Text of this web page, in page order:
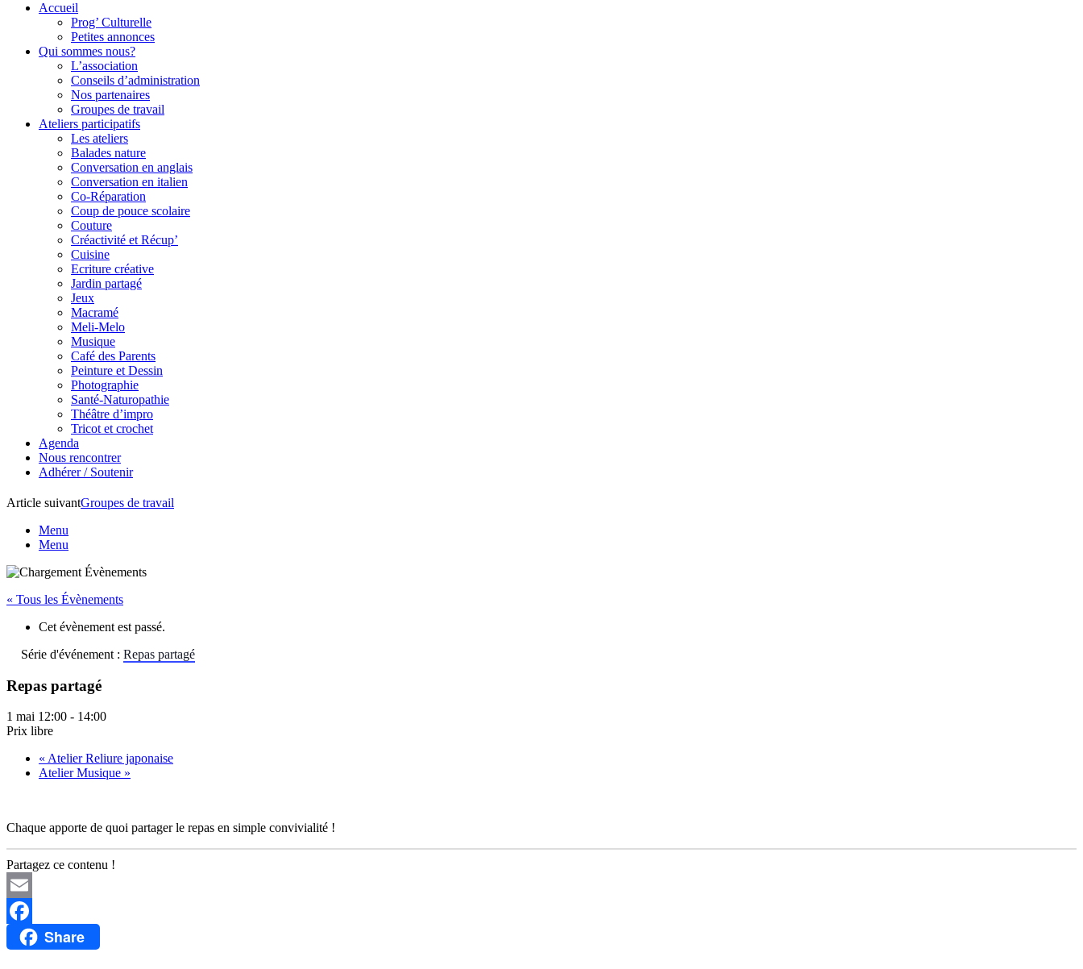
L'atelier FICA
Actions conviviales écologiques et solidaires sur le territoire de Meximieux
Accueil
Prog’ Culturelle
Petites annonces
Qui sommes nous?
L’association
Conseils d’administration
Nos partenaires
Groupes de travail
Ateliers participatifs
Les ateliers
Balades nature
Conversation en anglais
Conversation en italien
Co-Réparation
Coup de pouce scolaire
Couture
Créactivité et Récup’
Cuisine
Ecriture créative
Jardin partagé
Jeux
Macramé
Meli-Melo
Musique
Café des Parents
Peinture et Dessin
Photographie
Santé-Naturopathie
Théâtre d’impro
Tricot et crochet
Agenda
Nous rencontrer
Adhérer / Soutenir
Article suivantGroupes de travail
Menu
Menu
« Tous les Évènements
Cet évènement est passé.
Série d'événement : Repas partagé
Repas partagé
1 mai 12:00 - 14:00
Prix libre
« Atelier Reliure japonaise
Atelier Musique »
Chaque apporte de quoi partager le repas en simple convivialité !
Partagez ce contenu !
Email
FacebookShare